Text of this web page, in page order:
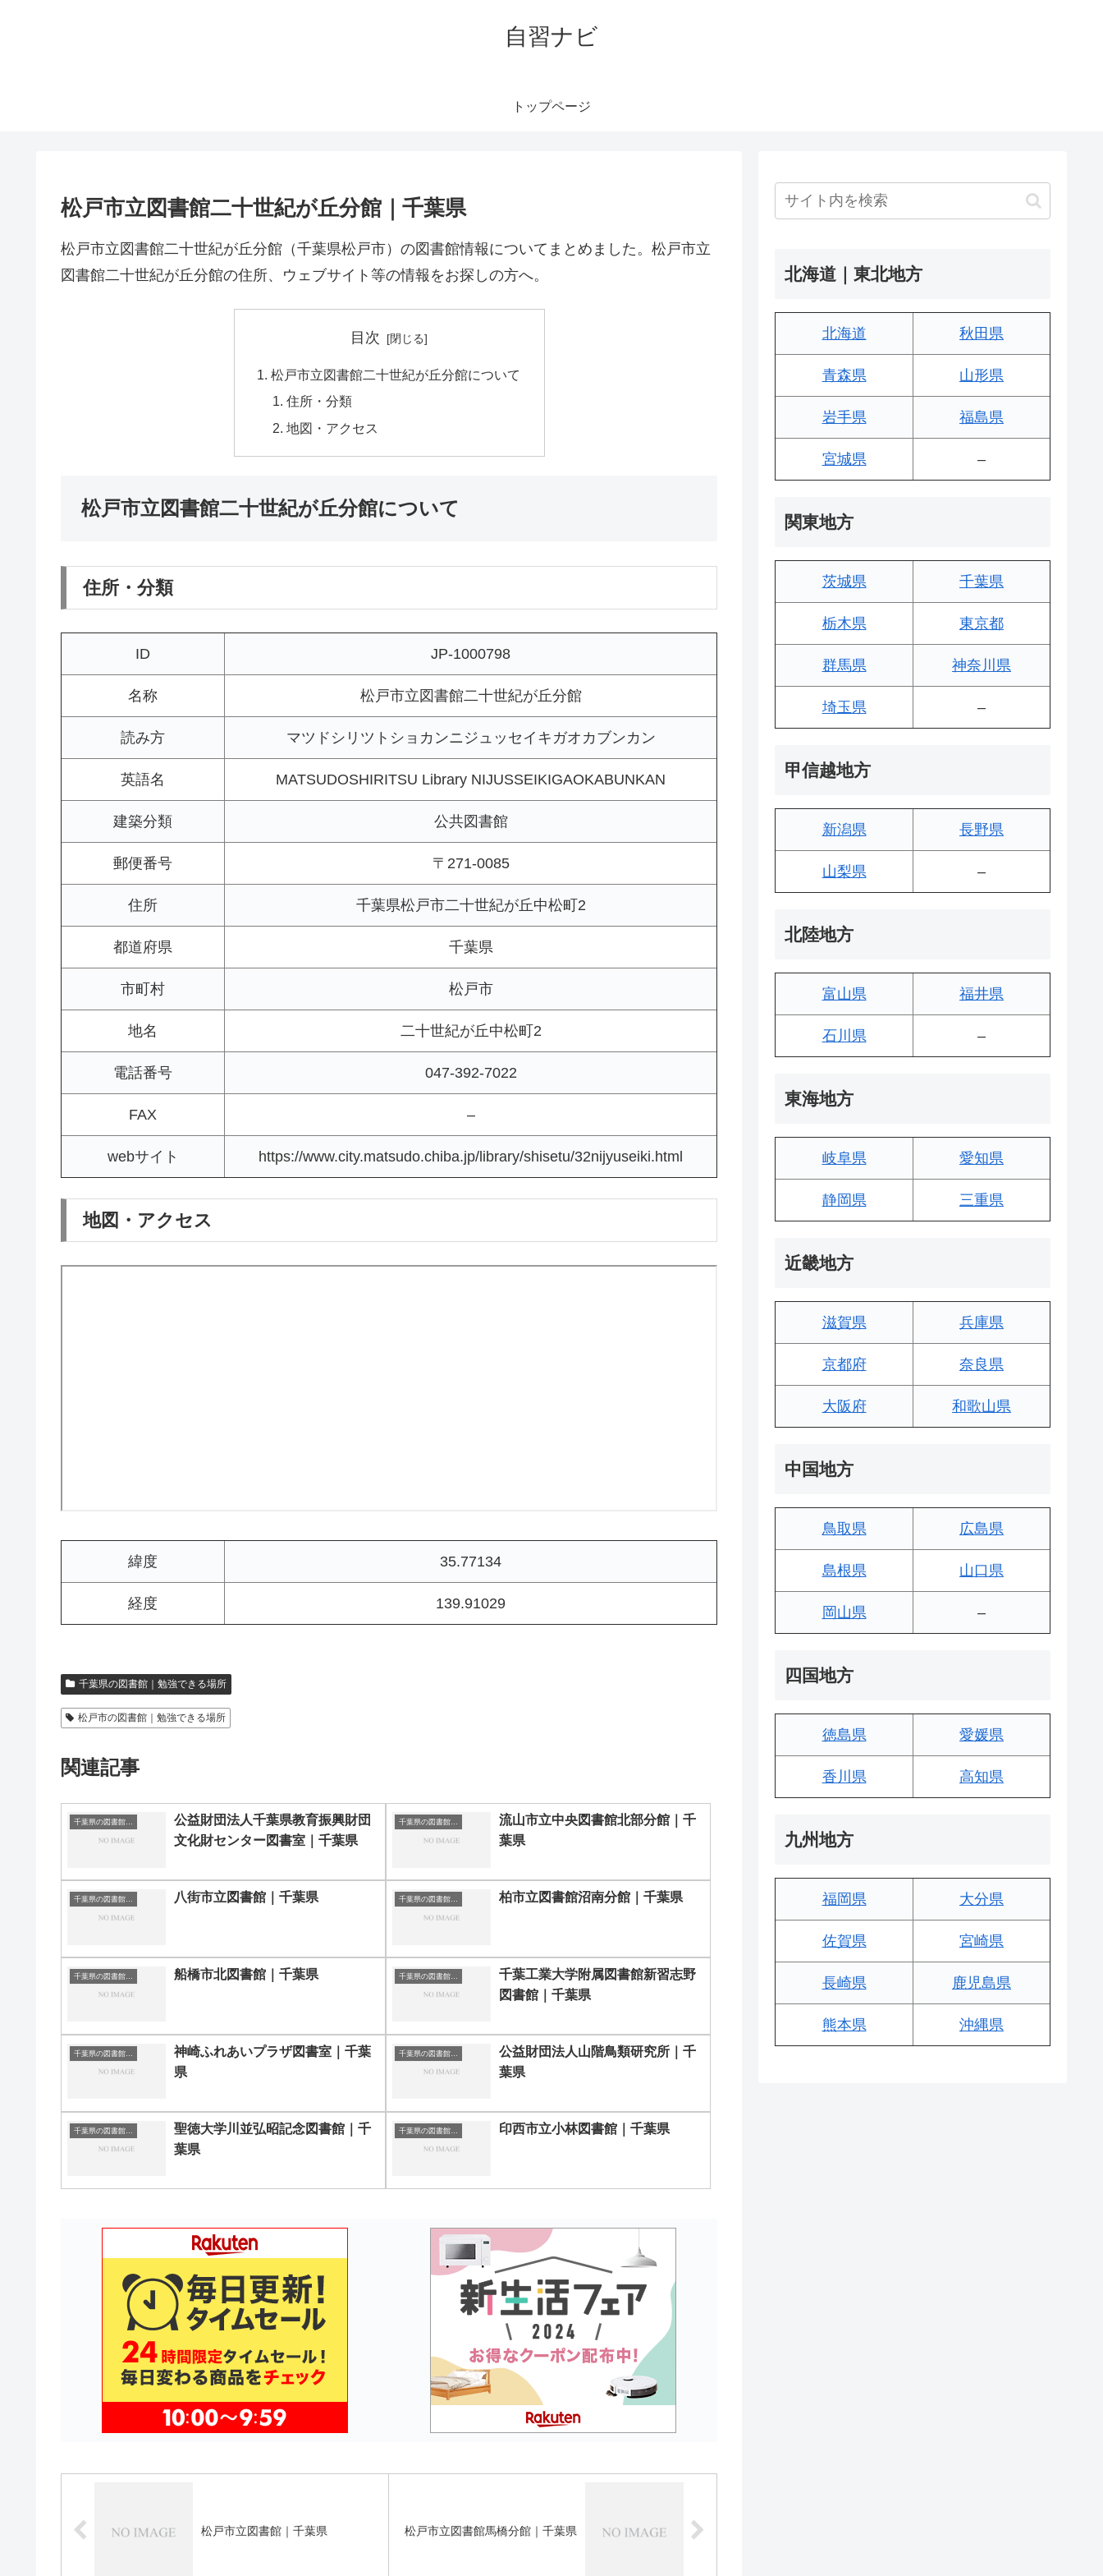
自習ナビ
トップページ
松戸市立図書館二十世紀が丘分館｜千葉県
松戸市立図書館二十世紀が丘分館（千葉県松戸市）の図書館情報についてまとめました。松戸市立
図書館二十世紀が丘分館の住所、ウェブサイト等の情報をお探しの方へ。
目次
松戸市立図書館二十世紀が丘分館について
住所・分類
地図・アクセス
松戸市立図書館二十世紀が丘分館について
住所・分類
ID JP-1000798
名称 松戸市立図書館二十世紀が丘分館
読み方 マツドシリツトショカンニジュッセイキガオカブンカン
英語名 MATSUDOSHIRITSU Library NIJUSSEIKIGAOKABUNKAN
建築分類 公共図書館
郵便番号 〒271-0085
住所 千葉県松戸市二十世紀が丘中松町2
都道府県 千葉県
市町村 松戸市
地名 二十世紀が丘中松町2
電話番号 047-392-7022
FAX –
webサイト https://www.city.matsudo.chiba.jp/library/shisetu/32nijyuseiki.html
地図・アクセス
緯度 35.77134
経度 139.91029
千葉県の図書館｜勉強できる場所
松戸市の図書館｜勉強できる場所
関連記事
千葉県の図書館｜勉強できる場所
公益財団法人千葉県教育振興財団
文化財センター図書室｜千葉県
千葉県の図書館｜勉強できる場所
流山市立中央図書館北部分館｜千
葉県
千葉県の図書館｜勉強できる場所 八街市立図書館｜千葉県 千葉県の図書館｜勉強できる場所 柏市立図書館沼南分館｜千葉県
船橋市北図書館｜千葉県
千葉工業大学附属図書館新習志野
図書館｜千葉県
神崎ふれあいプラザ図書室｜千葉
県
公益財団法人山階鳥類研究所｜千
葉県
聖徳大学川並弘昭記念図書館｜千
葉県
印西市立小林図書館｜千葉県
松戸市立図書館｜千葉県 松戸市立図書館馬橋分館｜千葉県
北海道｜東北地方
北海道 秋田県
青森県 山形県
岩手県 福島県
宮城県 –
関東地方
茨城県 千葉県
栃木県 東京都
群馬県 神奈川県
埼玉県 –
甲信越地方
新潟県 長野県
山梨県 –
北陸地方
富山県 福井県
石川県 –
東海地方
岐阜県 愛知県
静岡県 三重県
近畿地方
滋賀県 兵庫県
京都府 奈良県
大阪府 和歌山県
中国地方
鳥取県 広島県
島根県 山口県
岡山県 –
四国地方
徳島県 愛媛県
香川県 高知県
九州地方
福岡県 大分県
佐賀県 宮崎県
長崎県 鹿児島県
熊本県 沖縄県